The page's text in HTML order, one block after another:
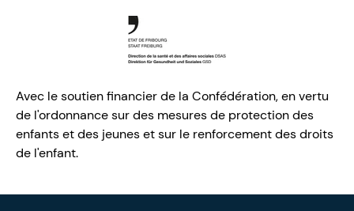
Avec le soutien financier de la Confédération, en vertu
de l'ordonnance sur des mesures de protection des
enfants et des jeunes et sur le renforcement des droits
de l'enfant.